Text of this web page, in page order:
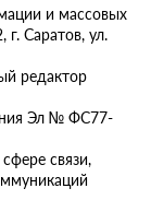
и массовых
Саратов, ул.
редактор
Эл № ФС77-
связи,